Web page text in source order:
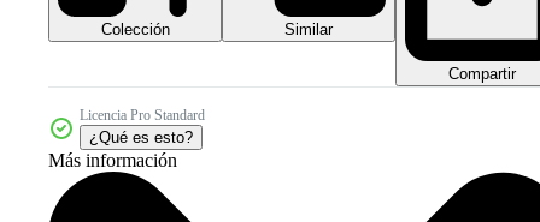
Colección Similar
Compartir
Licencia Pro Standard
¿Qué es esto?
Más información